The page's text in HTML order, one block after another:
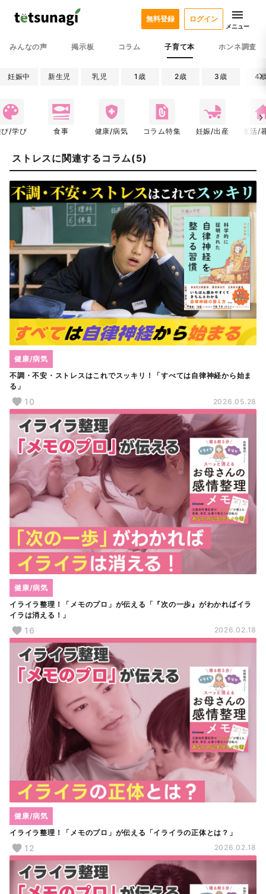
みんなの声 掲示板 コラム 子育て本 ホンネ調査
無料登録 ログイン
メニュー
妊娠中 新生児 乳児 1歳 2歳 3歳 4
び/学び 食事 健康/病気 コラム特集 妊娠/出産 生活/
ストレスに関連するコラム(5)
不調・不安・ストレスはこれでスッキリ！「すべては自律神経から始ま
る」
健康/病気
10 2026.05.28
イライラ整理！「メモのプロ」が伝える「『次の一歩』がわかればイラ
イラは消える！」
健康/病気
16 2026.02.18
イライラ整理！「メモのプロ」が伝える「イライラの正体とは？」
健康/病気
12 2026.02.18